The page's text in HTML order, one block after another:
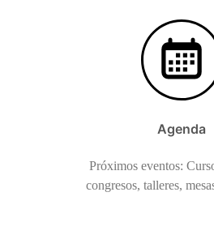
Agenda
Próximos eventos:
congresos, talleres,